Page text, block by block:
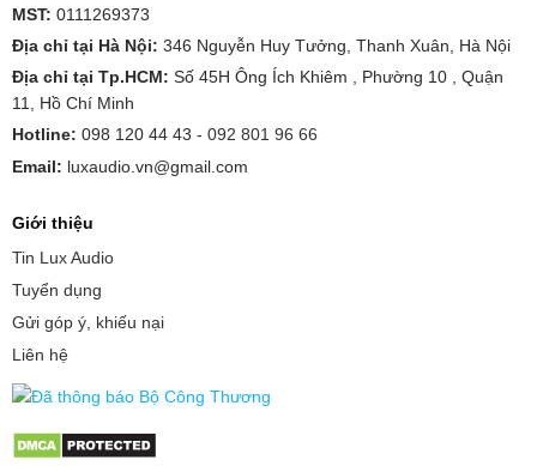
MST: 0111269373
Địa chỉ tại Hà Nội: 346 Nguyễn Huy Tưởng, Thanh Xuân, Hà Nội
Địa chỉ tại Tp.HCM: Số 45H Ông Ích Khiêm , Phường 10 , Quận
11, Hồ Chí Minh
Hotline: 098 120 44 43 - 092 801 96 66
Email: luxaudio.vn@gmail.com
Giới thiệu
Tin Lux Audio
Tuyển dụng
Gửi góp ý, khiếu nại
Liên hệ